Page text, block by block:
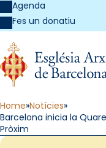
Agenda
Fes un donatiu
Home Notícies
Barcelona inicia la
Pròxim